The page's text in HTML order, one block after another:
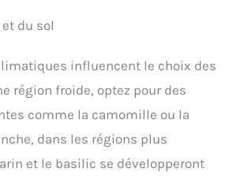
du sol
influencent le choix des
région froide, optez pour des
comme la camomille ou la
dans les régions plus
et le basilic se développeront